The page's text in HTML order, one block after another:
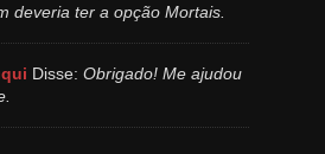
deveria ter a opção Mortais.
Disse: Obrigado! Me ajudou